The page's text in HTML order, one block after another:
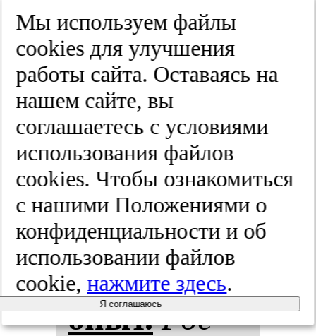
Нас­
ледствен­
ный ан­
гиоотек и
бе­ре­мен­
ность. Кли­
ни­чес­кий
опыт. Рос­
Мы используем файлы
cооkies для улучшения
работы сайта. Оставаясь на
нашем сайте, вы
соглашаетесь с условиями
использования файлов
cооkies. Чтобы ознакомиться
с нашими Положениями о
конфиденциальности и об
использовании файлов
cookie,нажмите здесь.
Я соглашаюсь